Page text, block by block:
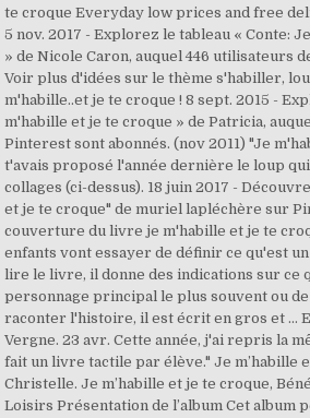
te croque Everyday low prices and free
5 nov. 2017 - Explorez le tableau « Conte:
» de Nicole Caron, auquel 446 utilisateurs
Voir plus d'idées sur le thème s'habiller,
m'habille..et je te croque ! 8 sept. 2015 -
m'habille et je te croque » de Patricia,
Pinterest sont abonnés. (nov 2011) "Je
t'avais proposé l'année dernière le loup
collages (ci-dessus). 18 juin 2017 -
et je te croque" de muriel lapléchère sur
couverture du livre je m'habille et je te
enfants vont essayer de définir ce qu'est
lire le livre, il donne des indications sur ce
personnage principal le plus souvent ou
raconter l'histoire, il est écrit en gros et …
Vergne. 23 avr. Cette année, j'ai repris la
fait un livre tactile par élève." Je m’habille
Christelle. Je m’habille et je te croque,
Loisirs Présentation de l’album Cet album